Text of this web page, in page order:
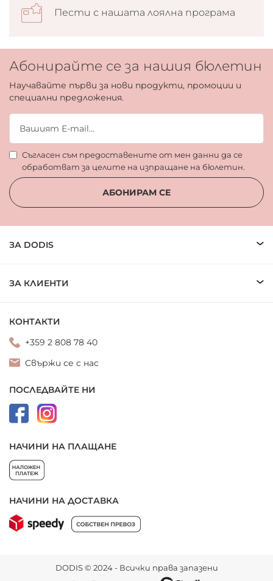
Пести с нашата лоялна програма
Абонирайте се за нашия бюлетин
Научавайте първи за нови продукти, промоции и
специални предложения.
Съгласен съм предоставените от мен данни да се
обработват за целите на изпращане на бюлетин.
АБОНИРАМ СЕ
ЗА DODIS
ЗА КЛИЕНТИ
КОНТАКТИ
+359 2 808 78 40
Свържи се с нас
ПОСЛЕДВАЙТЕ НИ
НАЧИНИ НА ПЛАЩАНЕ
НАЧИНИ НА ДОСТАВКА
DODIS © 2024 - Всички права запазени